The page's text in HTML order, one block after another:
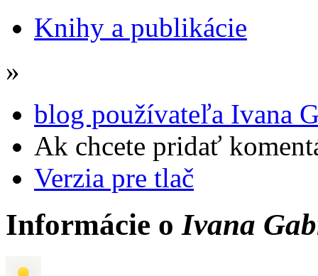
Knihy a publikácie
»
blog používateľa Ivana
Ak chcete pridať
Verzia pre tlač
Informácie oIvana